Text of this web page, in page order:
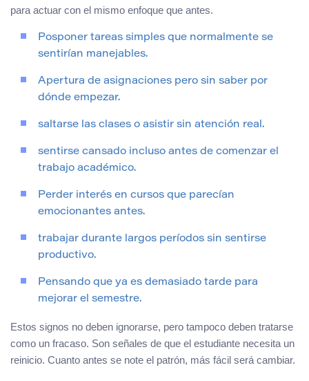
para actuar con el mismo enfoque que antes.
Posponer tareas simples que normalmente se
sentirían manejables.
Apertura de asignaciones pero sin saber por
dónde empezar.
saltarse las clases o asistir sin atención real.
sentirse cansado incluso antes de comenzar el
trabajo académico.
Perder interés en cursos que parecían
emocionantes antes.
trabajar durante largos períodos sin sentirse
productivo.
Pensando que ya es demasiado tarde para
mejorar el semestre.
Estos signos no deben ignorarse, pero tampoco deben tratarse
como un fracaso. Son señales de que el estudiante necesita un
reinicio. Cuanto antes se note el patrón, más fácil será cambiar.